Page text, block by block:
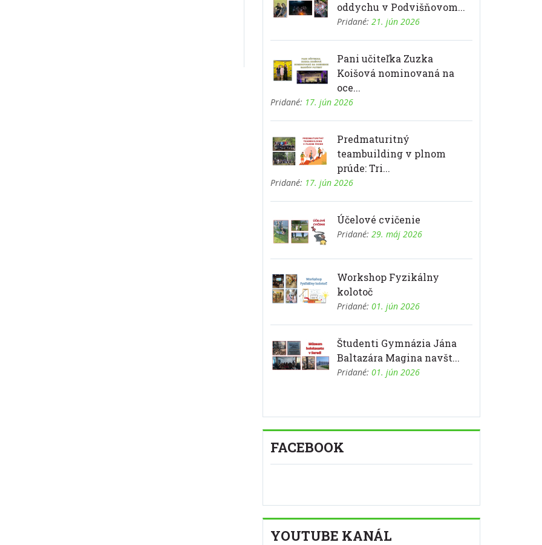
oddychu v Podvišňovom...
Pridané: 21. jún 2026
Pani učiteľka Zuzka
Koišová nominovaná na
oce...
Pridané: 17. jún 2026
Predmaturitný
teambuilding v plnom
prúde: Tri...
Pridané: 17. jún 2026
Účelové cvičenie
Pridané: 29. máj 2026
Workshop Fyzikálny
kolotoč
Pridané: 01. jún 2026
Študenti Gymnázia Jána
Baltazára Magina navšt...
Pridané: 01. jún 2026
FACEBOOK
YOUTUBE KANÁL